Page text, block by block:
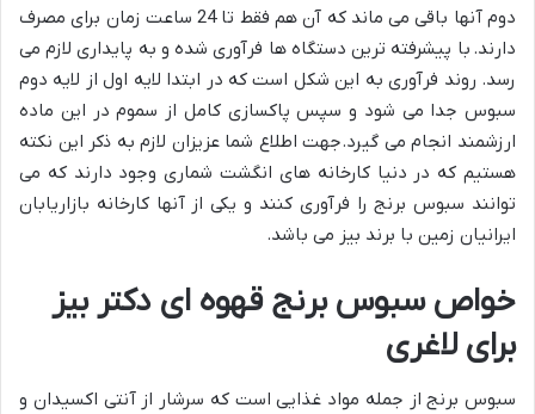
دوم آنها باقی می ماند که آن هم فقط تا 24 ساعت زمان برای مصرف
دارند. با پیشرفته ترین دستگاه ها فرآوری شده و به پایداری لازم می
رسد. روند فرآوری به این شکل است که در ابتدا لایه اول از لایه دوم
سبوس جدا می شود و سپس پاکسازی کامل از سموم در این ماده
ارزشمند انجام می گیرد.جهت اطلاع شما عزیزان لازم به ذکر این نکته
هستیم که در دنیا کارخانه های انگشت شماری وجود دارند که می
توانند سبوس برنج را فرآوری کنند و یکی از آنها کارخانه بازاریابان
ایرانیان زمین با برند بیز می باشد.
خواص سبوس برنج قهوه ای دکتر بیز
برای لاغری
سبوس برنج از جمله مواد غذایی است که سرشار از آنتی اکسیدان و